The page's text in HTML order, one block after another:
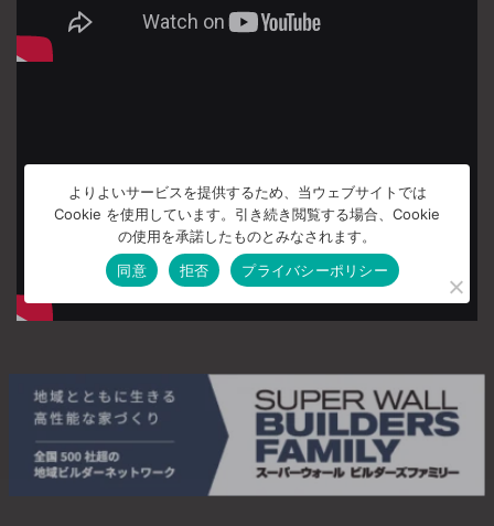
よりよいサービスを提供するため、当ウェブサイトでは
Cookie を使用しています。引き続き閲覧する場合、Cookie
の使用を承諾したものとみなされます。
同意
拒否 プライバシーポリシー